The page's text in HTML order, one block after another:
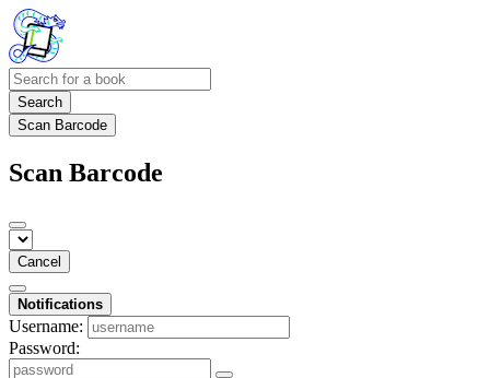
Search
Scan Barcode
Scan Barcode
Cancel
Notifications
Username:
Password: